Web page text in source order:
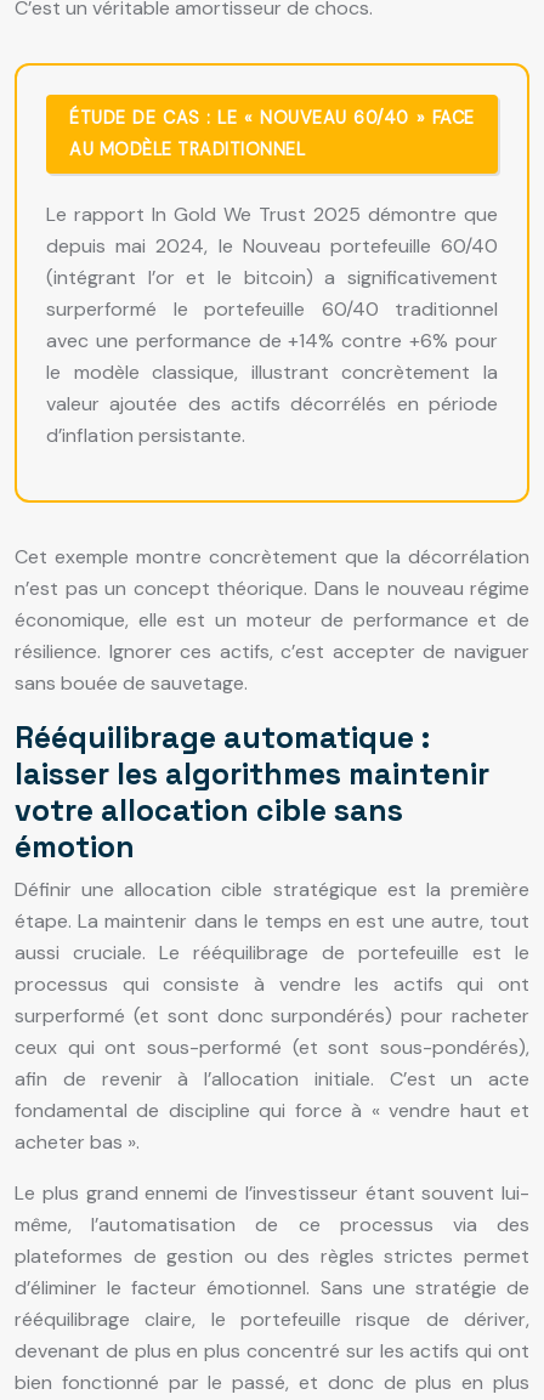
C’est un véritable amortisseur de chocs.
ÉTUDE DE CAS : LE « NOUVEAU 60/40 » FACE
AU MODÈLE TRADITIONNEL
Le rapport In Gold We Trust 2025 démontre que
depuis mai 2024, le Nouveau portefeuille 60/40
(intégrant l’or et le bitcoin) a significativement
surperformé le portefeuille 60/40 traditionnel
avec une performance de +14% contre +6% pour
le modèle classique, illustrant concrètement la
valeur ajoutée des actifs décorrélés en période
d’inflation persistante.
Cet exemple montre concrètement que la décorrélation
n’est pas un concept théorique. Dans le nouveau régime
économique, elle est un moteur de performance et de
résilience. Ignorer ces actifs, c’est accepter de naviguer
sans bouée de sauvetage.
Rééquilibrage automatique :
laisser les algorithmes maintenir
votre allocation cible sans
émotion
Définir une allocation cible stratégique est la première
étape. La maintenir dans le temps en est une autre, tout
aussi cruciale. Le rééquilibrage de portefeuille est le
processus qui consiste à vendre les actifs qui ont
surperformé (et sont donc surpondérés) pour racheter
ceux qui ont sous-performé (et sont sous-pondérés),
afin de revenir à l’allocation initiale. C’est un acte
fondamental de discipline qui force à « vendre haut et
acheter bas ».
Le plus grand ennemi de l’investisseur étant souvent lui-
même, l’automatisation de ce processus via des
plateformes de gestion ou des règles strictes permet
d’éliminer le facteur émotionnel. Sans une stratégie de
rééquilibrage claire, le portefeuille risque de dériver,
devenant de plus en plus concentré sur les actifs qui ont
bien fonctionné par le passé, et donc de plus en plus